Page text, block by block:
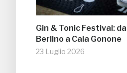
Gin & Tonic Festival: da
Berlino a Cala Gonone
23 Luglio 2026